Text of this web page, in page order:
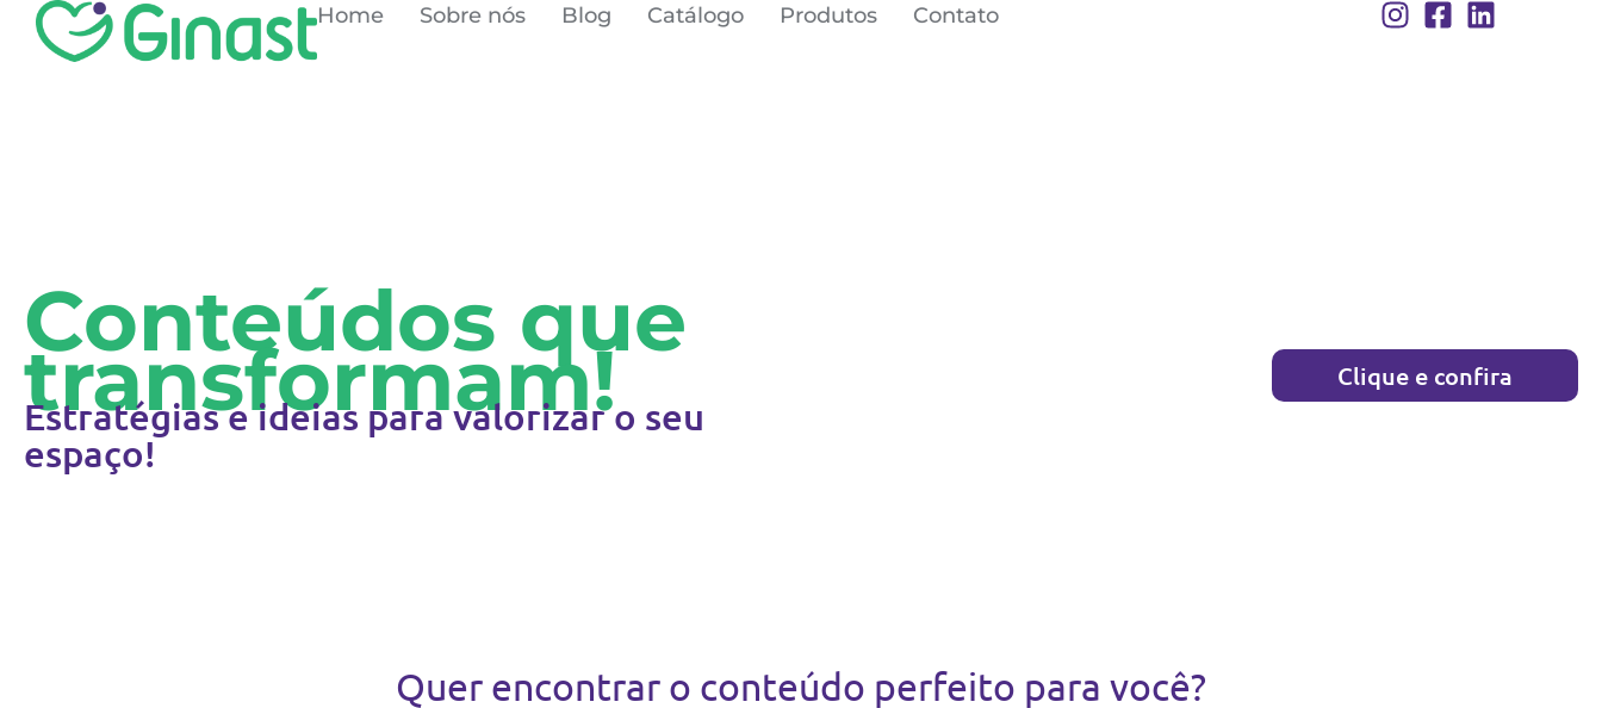
Home Sobre nós Blog Catálogo Produtos Contato
Conteúdos que
transformam!
Estratégias e ideias para valorizar o seu
espaço!
Clique e confira
Quer encontrar o conteúdo perfeito para você?